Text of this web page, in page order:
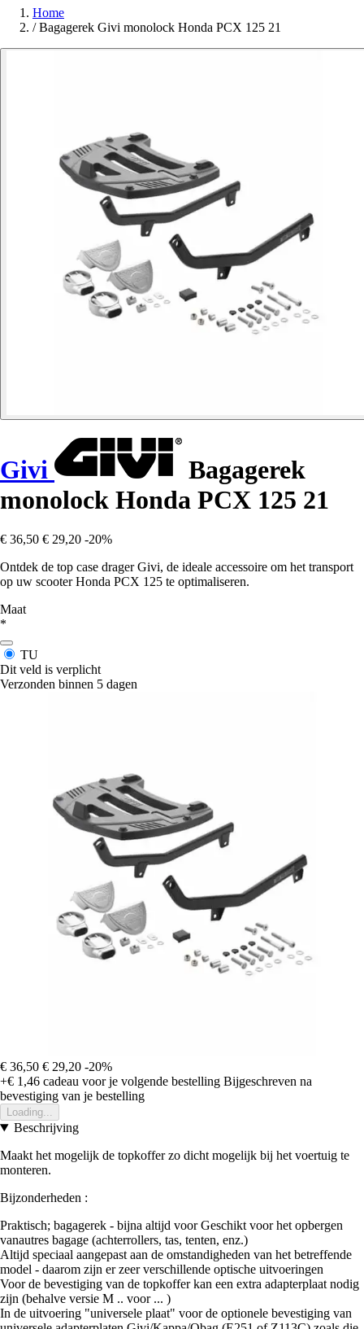
Home
/ Bagagerek Givi monolock Honda PCX 125 21
Givi
Bagagerek
monolock Honda PCX 125 21
€ 36,50 € 29,20 -20%
Ontdek de top case drager Givi, de ideale accessoire om het transport
op uw scooter Honda PCX 125 te optimaliseren.
Maat
*
TU
Dit veld is verplicht
Verzonden binnen 5 dagen
€ 36,50 € 29,20 -20%
+€ 1,46 cadeau voor je volgende bestelling Bijgeschreven na
bevestiging van je bestelling
Loading...
Beschrijving
Maakt het mogelijk de topkoffer zo dicht mogelijk bij het voertuig te
monteren.
Bijzonderheden :
Praktisch; bagagerek - bijna altijd voor Geschikt voor het opbergen
vanautres bagage (achterrollers, tas, tenten, enz.)
Altijd speciaal aangepast aan de omstandigheden van het betreffende
model - daarom zijn er zeer verschillende optische uitvoeringen
Voor de bevestiging van de topkoffer kan een extra adapterplaat nodig
zijn (behalve versie M .. voor ... )
In de uitvoering "universele plaat" voor de optionele bevestiging van